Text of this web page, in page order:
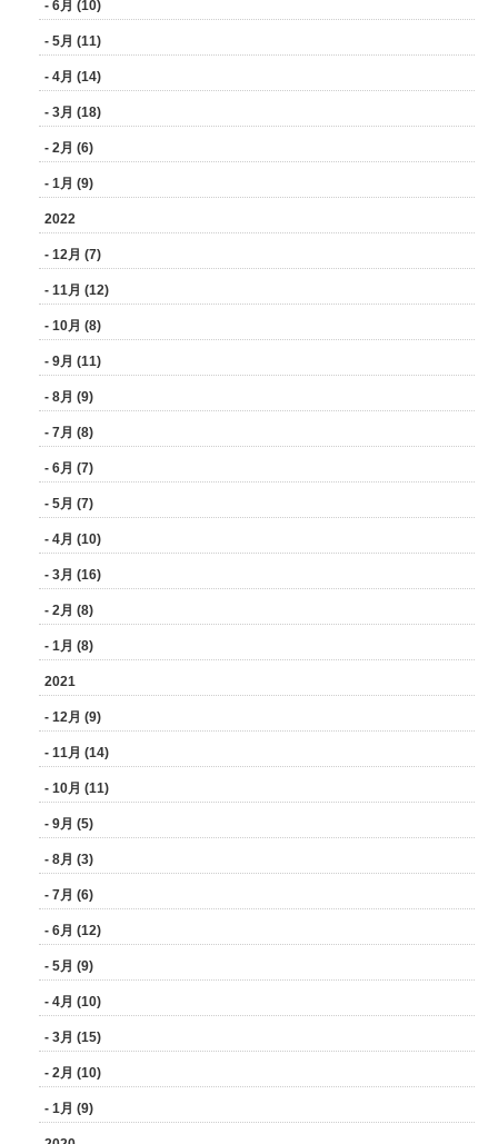
- 6月 (10)
- 5月 (11)
- 4月 (14)
- 3月 (18)
- 2月 (6)
- 1月 (9)
2022
- 12月 (7)
- 11月 (12)
- 10月 (8)
- 9月 (11)
- 8月 (9)
- 7月 (8)
- 6月 (7)
- 5月 (7)
- 4月 (10)
- 3月 (16)
- 2月 (8)
- 1月 (8)
2021
- 12月 (9)
- 11月 (14)
- 10月 (11)
- 9月 (5)
- 8月 (3)
- 7月 (6)
- 6月 (12)
- 5月 (9)
- 4月 (10)
- 3月 (15)
- 2月 (10)
- 1月 (9)